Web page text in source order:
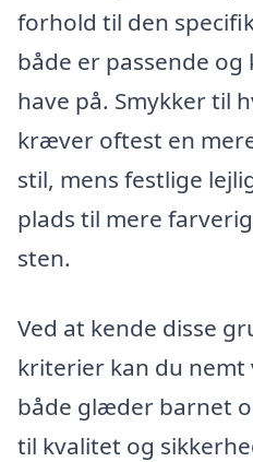
forhold til den
både er passende
have på. Smykker til
kræver oftest en
stil, mens festlige
plads til mere
sten.
Ved at kende disse
kriterier kan du
både glæder barnet
til kvalitet og